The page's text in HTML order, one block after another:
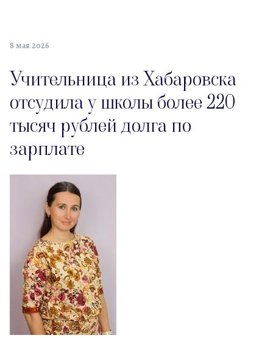
8 мая 2026
Учительница из Хабаровска
отсудила у школы более 220
тысяч рублей долга по
зарплате